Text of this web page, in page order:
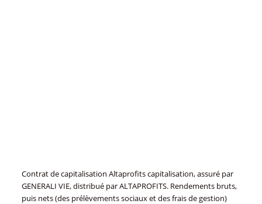
Contrat de capitalisation Altaprofits capitalisation, assuré par
GENERALI VIE, distribué par ALTAPROFITS. Rendements bruts,
puis nets (des prélèvements sociaux et des frais de gestion)